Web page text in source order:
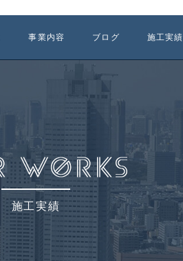
事業内容 ブログ 施工実績
施工実績